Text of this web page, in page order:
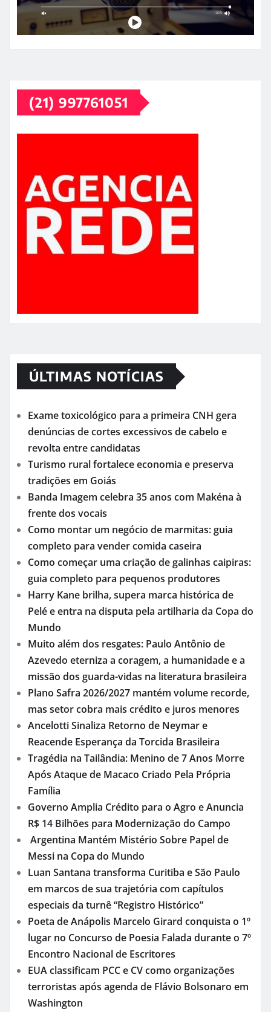
(21) 997761051
ÚLTIMAS NOTÍCIAS
Exame toxicológico para a primeira CNH gera
denúncias de cortes excessivos de cabelo e
revolta entre candidatas
Turismo rural fortalece economia e preserva
tradições em Goiás
Banda Imagem celebra 35 anos com Makéna à
frente dos vocais
Como montar um negócio de marmitas: guia
completo para vender comida caseira
Como começar uma criação de galinhas caipiras:
guia completo para pequenos produtores
Harry Kane brilha, supera marca histórica de
Pelé e entra na disputa pela artilharia da Copa do
Mundo
Muito além dos resgates: Paulo Antônio de
Azevedo eterniza a coragem, a humanidade e a
missão dos guarda-vidas na literatura brasileira
Plano Safra 2026/2027 mantém volume recorde,
mas setor cobra mais crédito e juros menores
Ancelotti Sinaliza Retorno de Neymar e
Reacende Esperança da Torcida Brasileira
Tragédia na Tailândia: Menino de 7 Anos Morre
Após Ataque de Macaco Criado Pela Própria
Família
Governo Amplia Crédito para o Agro e Anuncia
R$ 14 Bilhões para Modernização do Campo
Argentina Mantém Mistério Sobre Papel de
Messi na Copa do Mundo
Luan Santana transforma Curitiba e São Paulo
em marcos de sua trajetória com capítulos
especiais da turnê “Registro Histórico”
Poeta de Anápolis Marcelo Girard conquista o 1º
lugar no Concurso de Poesia Falada durante o 7º
Encontro Nacional de Escritores
EUA classificam PCC e CV como organizações
terroristas após agenda de Flávio Bolsonaro em
Washington